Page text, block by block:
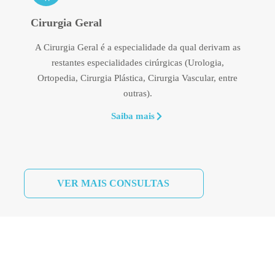
Cirurgia Geral
A Cirurgia Geral é a especialidade da qual derivam as
restantes especialidades cirúrgicas (Urologia,
Ortopedia, Cirurgia Plástica, Cirurgia Vascular, entre
outras).
Saiba mais
VER MAIS CONSULTAS